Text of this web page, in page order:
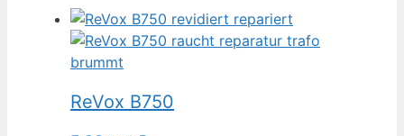
ReVox B750